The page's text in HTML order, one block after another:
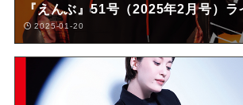
『えんぶ』51号（2025年2月号）
2025-01-20